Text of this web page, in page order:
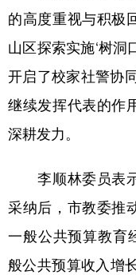
的高度重视与积极
山区探索实施‘树洞
开启了校家社警协
继续发挥代表的作
深耕发力。
李顺林委员表示
采纳后，市教委推
一般公共预算教育
般公共预算收入增